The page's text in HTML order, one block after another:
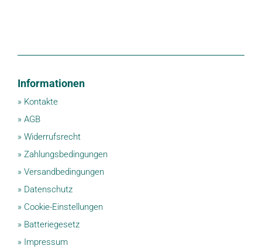
Informationen
» Kontakte
» AGB
» Widerrufsrecht
» Zahlungsbedingungen
» Versandbedingungen
» Datenschutz
» Cookie-Einstellungen
» Batteriegesetz
» Impressum